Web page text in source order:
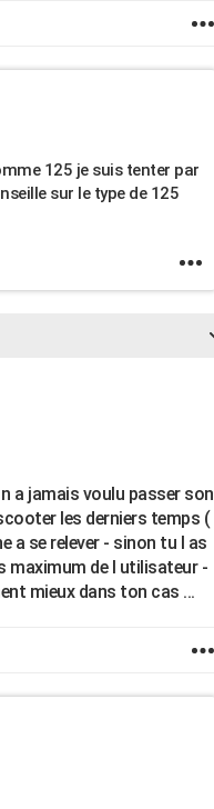
125 je suis tenter par
sur le type de 125
a jamais voulu passer son
les derniers temps (
a se relever - sinon tu l as
maximum de l utilisateur -
mieux dans ton cas ...